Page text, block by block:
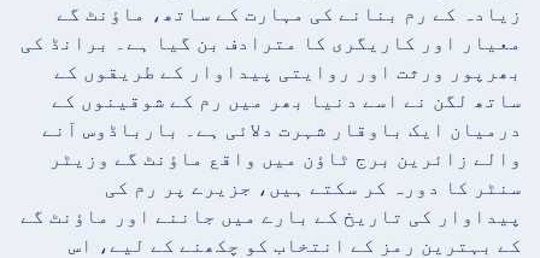
زیادہ کے رم بنانے کی مہارت کے ساتھ، ماؤنٹ گے
معیار اور کاریگری کا مترادف بن گیا ہے۔ برانڈ کی
بھرپور ورثت اور روایتی پیداوار کے طریقوں کے
ساتھ لگن نے اسے دنیا بھر میں رم کے شوقینوں کے
درمیان ایک باوقار شہرت دلائی ہے۔ بارباڈوس آنے
والے زائرین برج ٹاؤن میں واقع ماؤنٹ گے وزیٹر
سنٹر کا دورہ کر سکتے ہیں، جزیرے پر رم کی
پیداوار کی تاریخ کے بارے میں جاننے اور ماؤنٹ گے
کے بہترین رمز کے انتخاب کو چکھنے کے لیے، اس